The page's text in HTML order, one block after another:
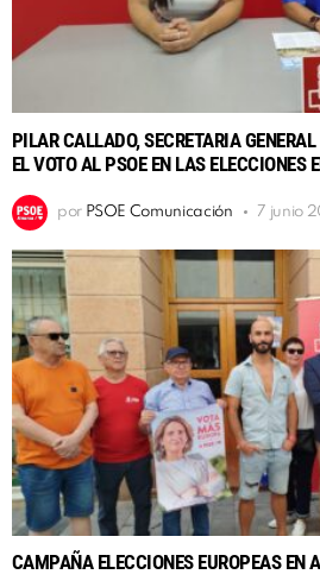
PILAR CALLADO, SECRETARIA
EL VOTO AL PSOE EN LAS ELECCIONES
por PSOE Comunicación 7 junio
CAMPAÑA ELECCIONES EUROPEAS EN